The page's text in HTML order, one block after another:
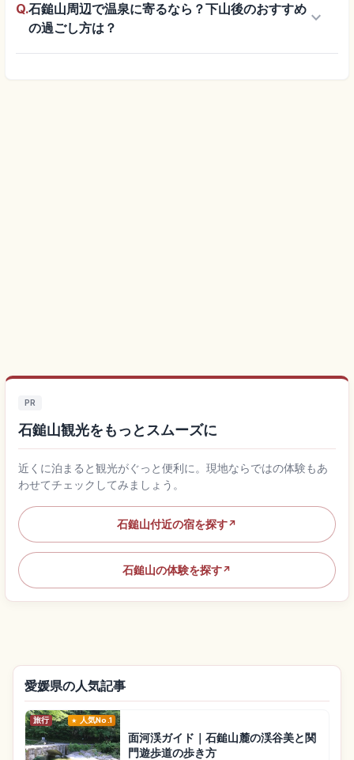
Q.石鎚山周辺で温泉に寄るなら？下山後のおすすめ
の過ごし方は？
keyboard_arrow_down
PR
石鎚山観光をもっとスムーズに
近くに泊まると観光がぐっと便利に。現地ならではの体験もあ
わせてチェックしてみましょう。
石鎚山付近の宿を探す↗
石鎚山の体験を探す↗
愛媛県の人気記事
旅行 人気No.1
面河渓ガイド｜石鎚山麓の渓谷美と関
門遊歩道の歩き方